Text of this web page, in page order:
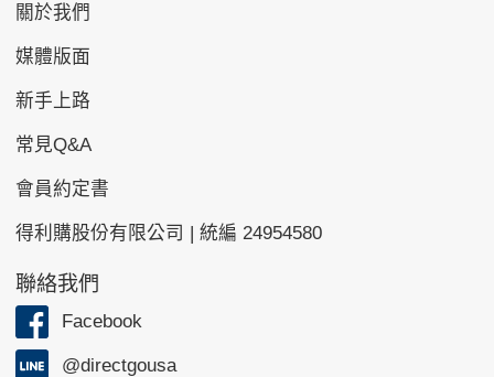
關於我們
媒體版面
新手上路
常見Q&A
會員約定書
得利購股份有限公司 | 統編 24954580
聯絡我們
Facebook
@directgousa